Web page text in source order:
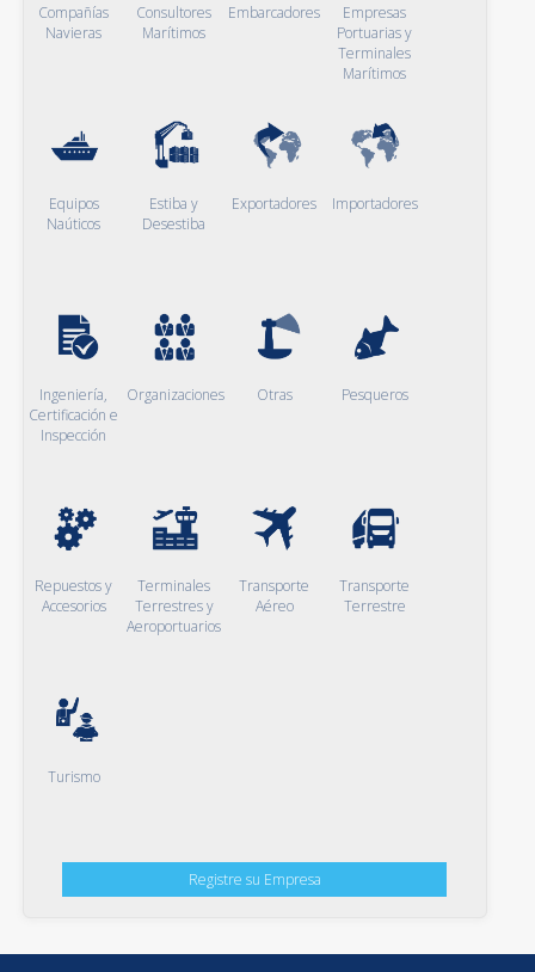
Compañías
Navieras
Consultores
Marítimos
Embarcadores
Empresas
Portuarias y
Terminales
Marítimos
Equipos
Naúticos
Estiba y
Desestiba
Exportadores Importadores
Ingeniería,
Certificación e
Inspección
Organizaciones Otras Pesqueros
Repuestos y
Accesorios
Terminales
Terrestres y
Aeroportuarios
Transporte
Aéreo
Transporte
Terrestre
Turismo
Registre su Empresa